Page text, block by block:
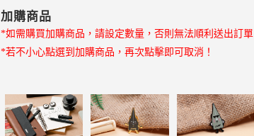
加購商品
*如需購買加購商品，請設定數量，否則無法順利送出訂單
*若不小心點選到加購商品，再次點擊即可取消！